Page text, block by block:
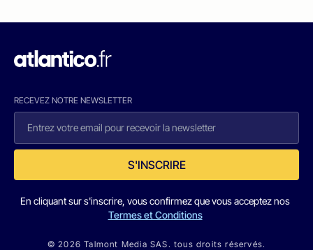
RECEVEZ NOTRE NEWSLETTER
S'INSCRIRE
En cliquant sur s'inscrire, vous confirmez que vous acceptez nos
Termes et Conditions
© 2026 Talmont Media SAS. tous droits réservés.